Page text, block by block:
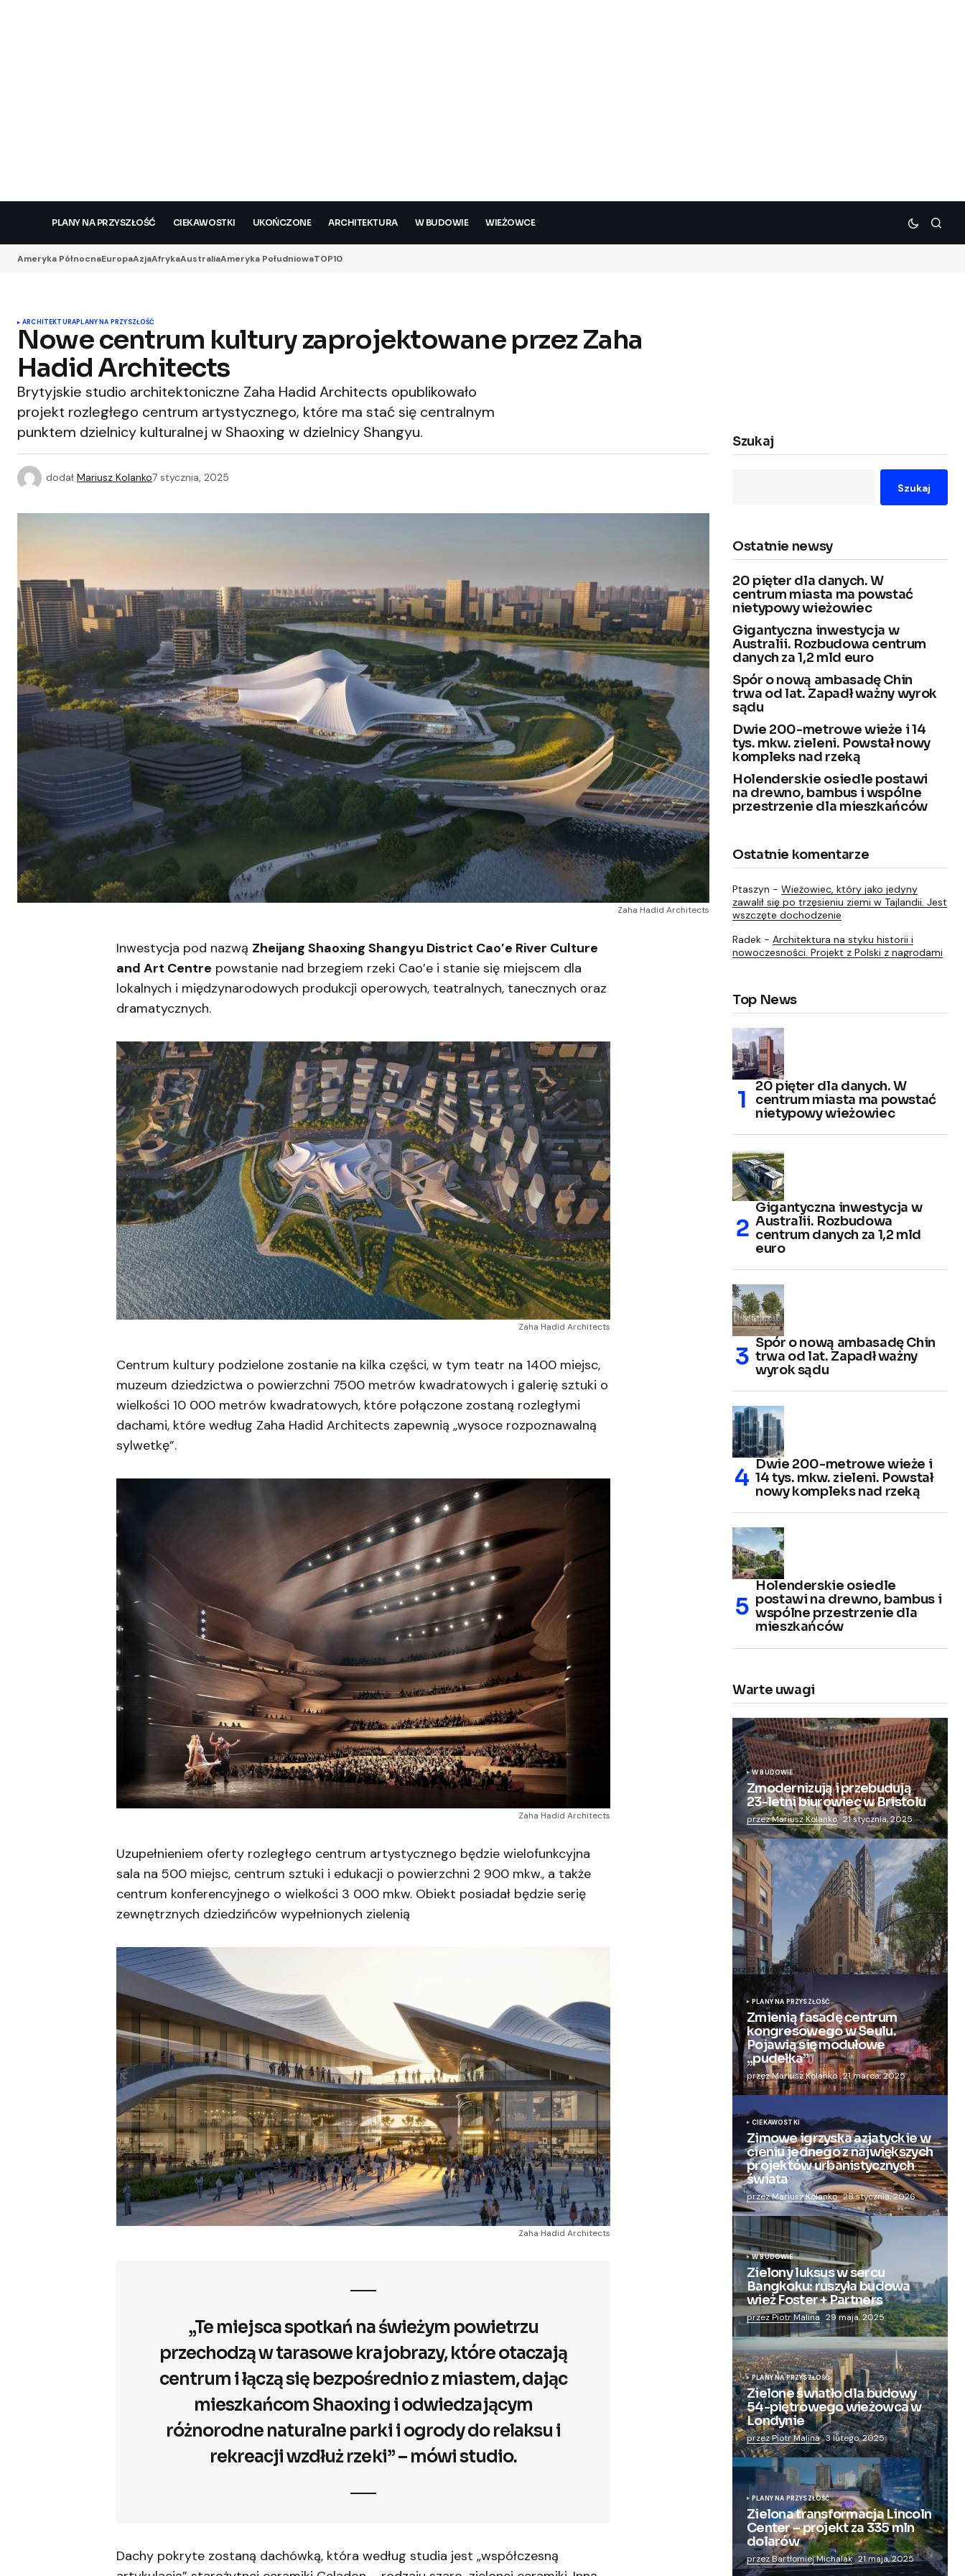
PLANY NA PRZYSZŁOŚĆ CIEKAWOSTKI UKOŃCZONE ARCHITEKTURA W BUDOWIE WIEŻOWCE
Ameryka PółnocnaEuropaAzjaAfrykaAustraliaAmeryka PołudniowaTOP10
ARCHITEKTURAPLANY NA PRZYSZŁOŚĆ
Nowe centrum kultury zaprojektowane przez Zaha
Hadid Architects
Brytyjskie studio architektoniczne Zaha Hadid Architects opublikowało
projekt rozległego centrum artystycznego, które ma stać się centralnym
punktem dzielnicy kulturalnej w Shaoxing w dzielnicy Shangyu.
dodał Mariusz Kolanko7 stycznia, 2025
Zaha Hadid Architects
Inwestycja pod nazwą Zheijang Shaoxing Shangyu District Cao’e River Culture
and Art Centre powstanie nad brzegiem rzeki Cao’e i stanie się miejscem dla
lokalnych i międzynarodowych produkcji operowych, teatralnych, tanecznych oraz
dramatycznych.
Zaha Hadid Architects
Centrum kultury podzielone zostanie na kilka części, w tym teatr na 1400 miejsc,
muzeum dziedzictwa o powierzchni 7500 metrów kwadratowych i galerię sztuki o
wielkości 10 000 metrów kwadratowych, które połączone zostaną rozległymi
dachami, które według Zaha Hadid Architects zapewnią „wysoce rozpoznawalną
sylwetkę”.
Zaha Hadid Architects
Uzupełnieniem oferty rozległego centrum artystycznego będzie wielofunkcyjna
sala na 500 miejsc, centrum sztuki i edukacji o powierzchni 2 900 mkw., a także
centrum konferencyjnego o wielkości 3 000 mkw. Obiekt posiadał będzie serię
zewnętrznych dziedzińców wypełnionych zielenią
Zaha Hadid Architects
„Te miejsca spotkań na świeżym powietrzu
przechodzą w tarasowe krajobrazy, które otaczają
centrum i łączą się bezpośrednio z miastem, dając
mieszkańcom Shaoxing i odwiedzającym
różnorodne naturalne parki i ogrody do relaksu i
rekreacji wzdłuż rzeki” – mówi studio.
Dachy pokryte zostaną dachówką, która według studia jest „współczesną
Szukaj
Szukaj
Ostatnie newsy
20 pięter dla danych. W
centrum miasta ma powstać
nietypowy wieżowiec
Gigantyczna inwestycja w
Australii. Rozbudowa centrum
danych za 1,2 mld euro
Spór o nową ambasadę Chin
trwa od lat. Zapadł ważny wyrok
sądu
Dwie 200-metrowe wieże i 14
tys. mkw. zieleni. Powstał nowy
kompleks nad rzeką
Holenderskie osiedle postawi
na drewno, bambus i wspólne
przestrzenie dla mieszkańców
Ostatnie komentarze
Ptaszyn - Wieżowiec, który jako jedyny
zawalił się po trzęsieniu ziemi w Tajlandii. Jest
wszczęte dochodzenie
Radek - Architektura na styku historii i
nowoczesności. Projekt z Polski z nagrodami
Top News
20 pięter dla danych. W
centrum miasta ma powstać
nietypowy wieżowiec
Gigantyczna inwestycja w
Australii. Rozbudowa
centrum danych za 1,2 mld
euro
Spór o nową ambasadę Chin
trwa od lat. Zapadł ważny
wyrok sądu
Dwie 200-metrowe wieże i
14 tys. mkw. zieleni. Powstał
nowy kompleks nad rzeką
Holenderskie osiedle
postawi na drewno, bambus i
wspólne przestrzenie dla
mieszkańców
Warte uwagi
W BUDOWIE
Zmodernizują i przebudują
23-letni biurowiec w Bristolu
przez Mariusz Kolanko 21 stycznia, 2025
Zmieniają więzienie dla kobiet w
nowoczesny apartamentowiec
przez Mariusz Kolanko 20 lipca, 2024
PLANY NA PRZYSZŁOŚĆ
Zmienią fasadę centrum
kongresowego w Seulu.
Pojawią się modułowe
„pudełka”
przez Mariusz Kolanko 21 marca, 2025
CIEKAWOSTKI
Zimowe igrzyska azjatyckie w
cieniu jednego z największych
projektów urbanistycznych
świata
przez Mariusz Kolanko 28 stycznia, 2026
W BUDOWIE
Zielony luksus w sercu
Bangkoku: ruszyła budowa
wież Foster + Partners
przez Piotr Malina 29 maja, 2025
PLANY NA PRZYSZŁOŚĆ
Zielone światło dla budowy
54-piętrowego wieżowca w
Londynie
przez Piotr Malina 3 lutego, 2025
PLANY NA PRZYSZŁOŚĆ
Zielona transformacja Lincoln
Center – projekt za 335 mln
dolarów
przez Bartłomiej Michalak 21 maja, 2025